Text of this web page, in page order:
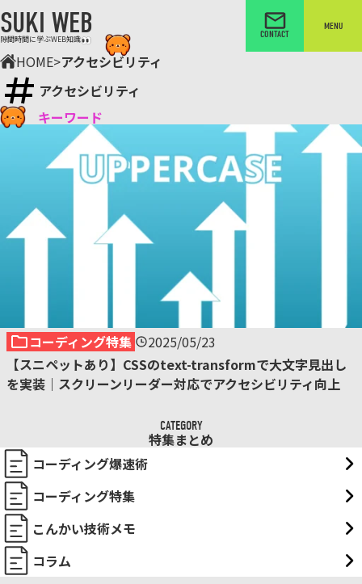
SUKI WEB
隙間時間に学ぶWEB知識 CONTACT
MENU
HOME>アクセシビリティ
アクセシビリティ
キーワード
コーディング特集
2025/05/23
【スニペットあり】CSSのtext-transformで大文字見出し
を実装｜スクリーンリーダー対応でアクセシビリティ向上
CATEGORY
特集まとめ
コーディング爆速術
コーディング特集
こんかい技術メモ
コラム